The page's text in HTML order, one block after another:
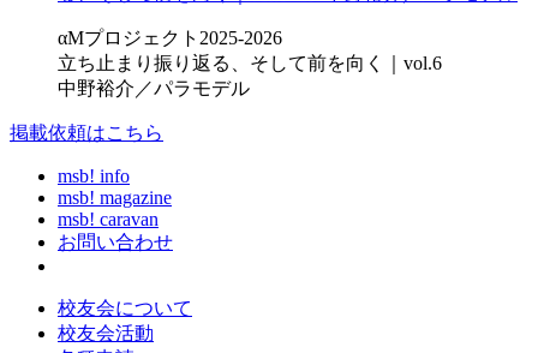
αMプロジェクト2025-2026
立ち止まり振り返る、そして前を向く｜vol.6
中野裕介／パラモデル
掲載依頼はこちら
msb! info
msb! magazine
msb! caravan
お問い合わせ
校友会について
校友会活動